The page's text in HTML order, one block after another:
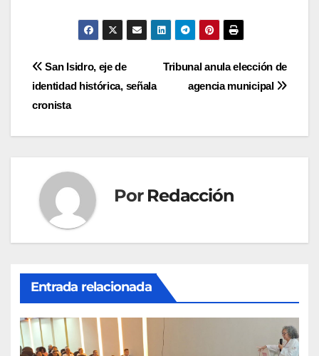
Navegación
de
entradas
Tribunal anula elección de
agencia municipal
San Isidro, eje de
identidad histórica, señala
cronista
Por Redacción
Entrada relacionada